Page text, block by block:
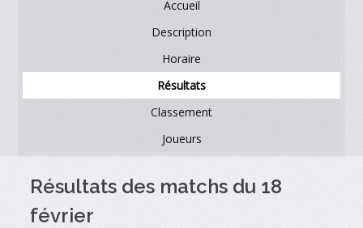
Accueil
Description
Horaire
Résultats
Classement
Joueurs
Résultats des matchs du 18
février